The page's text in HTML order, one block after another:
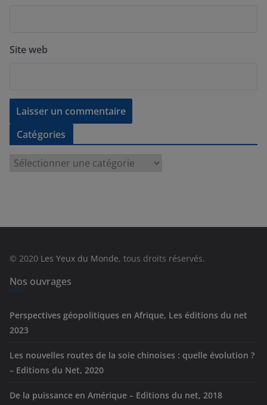
Site web
Catégories
e
s
© 2020 Les Yeux du Monde, tous droits réservés.
Nos ouvrages
Perspectives géopolitiques en Afrique, Les éditions du net
2023
Les nouvelles routes de la soie chinoises : quelle évolution ?
– Editions du Net, 2020
De la puissance en Amérique – Editions du net, 2018